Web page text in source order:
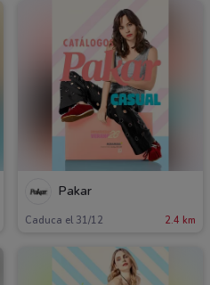
Pakar
Caduca el 31/12 2.4 km